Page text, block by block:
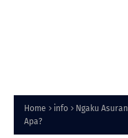
Home info
Ngaku
Apa?